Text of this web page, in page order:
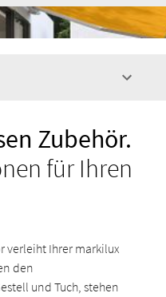
Zubehör.
für Ihren
verleiht Ihrer markilux
den
und Tuch, stehen